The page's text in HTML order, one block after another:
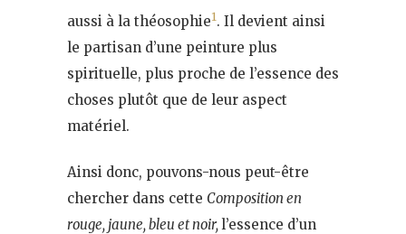
aussi à la théosophie1 . Il devient ainsi
le partisan d’une peinture plus
spirituelle, plus proche de l’essence des
choses plutôt que de leur aspect
matériel.
Ainsi donc, pouvons-nous peut-être
chercher dans cette Composition en
rouge, jaune, bleu et noir, l’essence d’un